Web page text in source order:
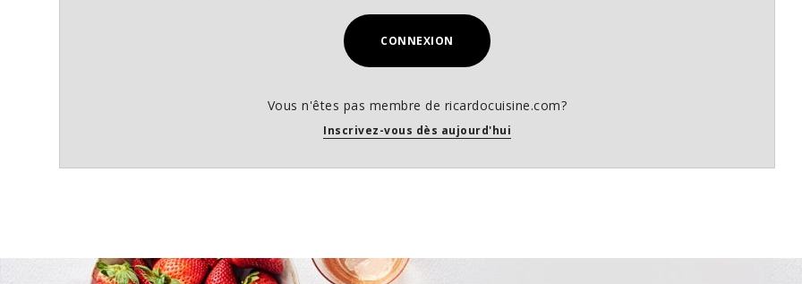
CONNEXION
Vous n'êtes pas membre de ricardocuisine.com?
Inscrivez-vous dès aujourd'hui